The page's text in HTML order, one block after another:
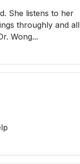
She listens to her
throughly and all
Wong...